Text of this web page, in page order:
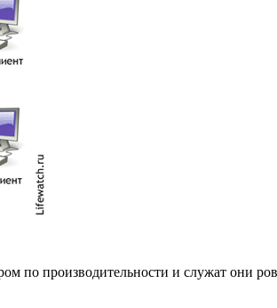
по производительности и служат они